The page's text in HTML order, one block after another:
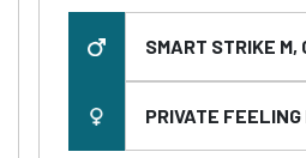
SMART STRIKE M,
PRIVATE FEELING